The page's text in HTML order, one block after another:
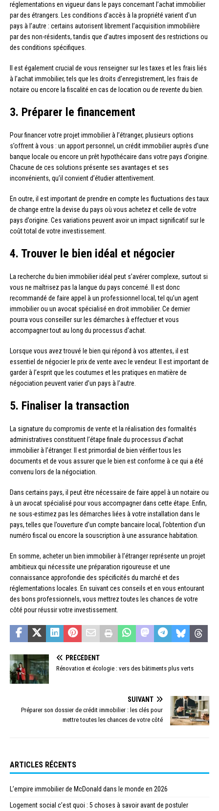
réglementations en vigueur dans le pays concernant l’achat immobilier
par des étrangers. Les conditions d’accès à la propriété varient d’un
pays à l’autre : certains autorisent librement l’acquisition immobilière
par des non-résidents, tandis que d’autres imposent des restrictions ou
des conditions spécifiques.
Il est également crucial de vous renseigner sur les taxes et les frais liés
à l’achat immobilier, tels que les droits d’enregistrement, les frais de
notaire ou encore la fiscalité en cas de location ou de revente du bien.
3. Préparer le financement
Pour financer votre projet immobilier à l’étranger, plusieurs options
s’offrent à vous : un apport personnel, un crédit immobilier auprès d’une
banque locale ou encore un prêt hypothécaire dans votre pays d’origine.
Chacune de ces solutions présente ses avantages et ses
inconvénients, qu’il convient d’étudier attentivement.
En outre, il est important de prendre en compte les fluctuations des taux
de change entre la devise du pays où vous achetez et celle de votre
pays d’origine. Ces variations peuvent avoir un impact significatif sur le
coût total de votre investissement.
4. Trouver le bien idéal et négocier
La recherche du bien immobilier idéal peut s’avérer complexe, surtout si
vous ne maîtrisez pas la langue du pays concerné. Il est donc
recommandé de faire appel à un professionnel local, tel qu’un agent
immobilier ou un avocat spécialisé en droit immobilier. Ce dernier
pourra vous conseiller sur les démarches à effectuer et vous
accompagner tout au long du processus d’achat.
Lorsque vous avez trouvé le bien qui répond à vos attentes, il est
essentiel de négocier le prix de vente avec le vendeur. Il est important de
garder à l’esprit que les coutumes et les pratiques en matière de
négociation peuvent varier d’un pays à l’autre.
5. Finaliser la transaction
La signature du compromis de vente et la réalisation des formalités
administratives constituent l’étape finale du processus d’achat
immobilier à l’étranger. Il est primordial de bien vérifier tous les
documents et de vous assurer que le bien est conforme à ce qui a été
convenu lors de la négociation.
Dans certains pays, il peut être nécessaire de faire appel à un notaire ou
à un avocat spécialisé pour vous accompagner dans cette étape. Enfin,
ne sous-estimez pas les démarches liées à votre installation dans le
pays, telles que l’ouverture d’un compte bancaire local, l’obtention d’un
numéro fiscal ou encore la souscription à une assurance habitation.
En somme, acheter un bien immobilier à l’étranger représente un projet
ambitieux qui nécessite une préparation rigoureuse et une
connaissance approfondie des spécificités du marché et des
réglementations locales. En suivant ces conseils et en vous entourant
des bons professionnels, vous mettrez toutes les chances de votre
côté pour réussir votre investissement.
PRÉCÉDENT
Rénovation et écologie : vers des bâtiments plus verts
SUIVANT
Préparer son dossier de crédit immobilier : les clés pour
mettre toutes les chances de votre côté
ARTICLES RÉCENTS
L’empire immobilier de McDonald dans le monde en 2026
Logement social c’est quoi : 5 choses à savoir avant de postuler